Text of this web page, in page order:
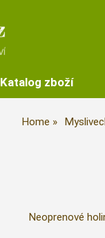
Katalog zboží
Home
Neoprenové